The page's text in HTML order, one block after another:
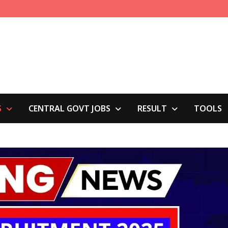
CENTRAL GOVT JOBS RESULT TOOLS